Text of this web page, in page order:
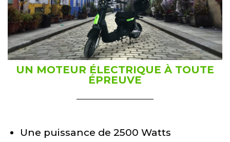
UN MOTEUR ÉLECTRIQUE À TOUTE
ÉPREUVE
Une puissance de 2500 Watts